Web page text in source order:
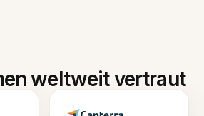
weltweit vertraut